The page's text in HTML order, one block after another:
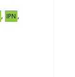
, IPN ,